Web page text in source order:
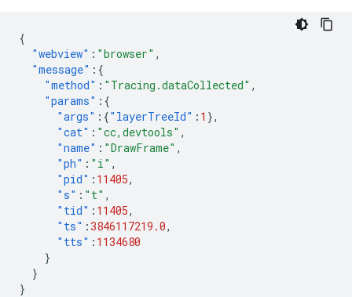
{
"webview" : "browser" ,
"message" :{
"method" : "Tracing.dataCollected" ,
"params" :{
"args" :{"layerTreeId" : 1 },
"cat" : "cc,devtools" ,
"name" : "DrawFrame" ,
"ph" : "i" ,
"pid" : 11405,
"s" : "t" ,
"tid" : 11405,
"ts" :3846117219.0,
"tts" : 1134680
}
}
}